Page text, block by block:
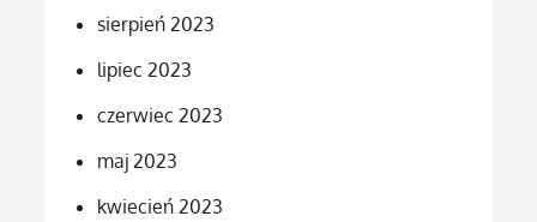
sierpień 2023
lipiec 2023
czerwiec 2023
maj 2023
kwiecień 2023